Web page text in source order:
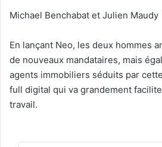
Michael Benchabat et Julien Maudy
En lançant Neo, les deux hommes
de nouveaux mandataires, mais
agents immobiliers séduits par
full digital qui va grandement
travail.